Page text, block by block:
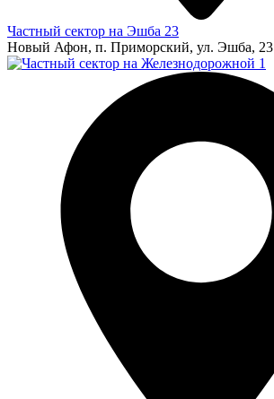
Частный сектор на Эшба 23
Новый Афон, п. Приморский, ул. Эшба, 23